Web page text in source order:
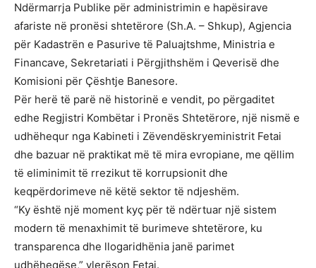
Ndërmarrja Publike për administrimin e hapësirave
afariste në pronësi shtetërore (Sh.A. – Shkup), Agjencia
për Kadastrën e Pasurive të Paluajtshme, Ministria e
Financave, Sekretariati i Përgjithshëm i Qeverisë dhe
Komisioni për Çështje Banesore.
Për herë të parë në historinë e vendit, po përgaditet
edhe Regjistri Kombëtar i Pronës Shtetërore, një nismë e
udhëhequr nga Kabineti i Zëvendëskryeministrit Fetai
dhe bazuar në praktikat më të mira evropiane, me qëllim
të eliminimit të rrezikut të korrupsionit dhe
keqpërdorimeve në këtë sektor të ndjeshëm.
“Ky është një moment kyç për të ndërtuar një sistem
modern të menaxhimit të burimeve shtetërore, ku
transparenca dhe llogaridhënia janë parimet
udhëheqëse,” vlerëson Fetai.